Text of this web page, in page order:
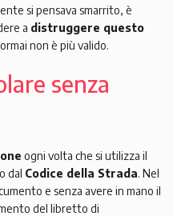
si pensava smarrito, è
a distruggere questo
non è più valido.
senza
ogni volta che si utilizza il
dal Codice della Strada. Nel
e senza avere in mano il
del libretto di